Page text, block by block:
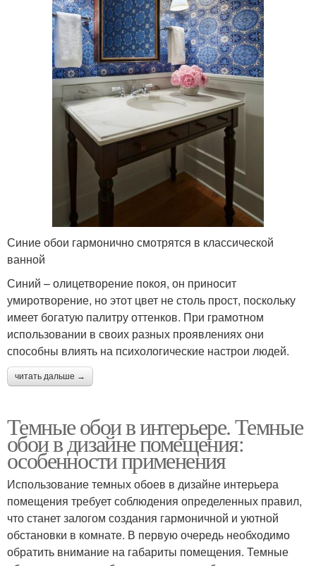
Синие обои гармонично смотрятся в классической
ванной
Синий – олицетворение покоя, он приносит
умиротворение, но этот цвет не столь прост, поскольку
имеет богатую палитру оттенков. При грамотном
использовании в своих разных проявлениях они
способны влиять на психологические настрои людей.
читать дальше →
Темные обои в интерьере. Темные
обои в дизайне помещения:
особенности применения
Использование темных обоев в дизайне интерьера
помещения требует соблюдения определенных правил,
что станет залогом создания гармоничной и уютной
обстановки в комнате. В первую очередь необходимо
обратить внимание на габариты помещения. Темные